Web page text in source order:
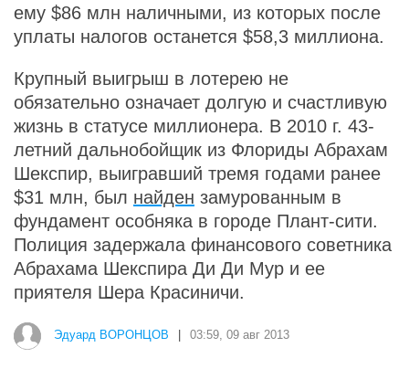
ему $86 млн наличными, из которых после
уплаты налогов останется $58,3 миллиона.
Крупный выигрыш в лотерею не
обязательно означает долгую и счастливую
жизнь в статусе миллионера. В 2010 г. 43-
летний дальнобойщик из Флориды Абрахам
Шекспир, выигравший тремя годами ранее
$31 млн, был найден замурованным в
фундамент особняка в городе Плант-сити.
Полиция задержала финансового советника
Абрахама Шекспира Ди Ди Мур и ее
приятеля Шера Красиничи.
Эдуард ВОРОНЦОВ 03:59, 09 авг 2013